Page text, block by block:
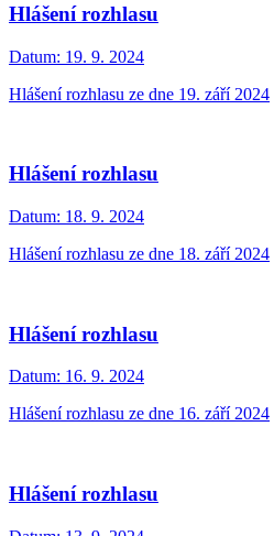
Hlášení rozhlasu
Datum: 19. 9. 2024
Hlášení rozhlasu ze dne 19. září 2024
Hlášení rozhlasu
Datum: 18. 9. 2024
Hlášení rozhlasu ze dne 18. září 2024
Hlášení rozhlasu
Datum: 16. 9. 2024
Hlášení rozhlasu ze dne 16. září 2024
Hlášení rozhlasu